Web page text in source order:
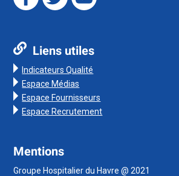
Liens utiles
Indicateurs Qualité
Espace Médias
Espace Fournisseurs
Espace Recrutement
Mentions
Groupe Hospitalier du Havre @ 2021